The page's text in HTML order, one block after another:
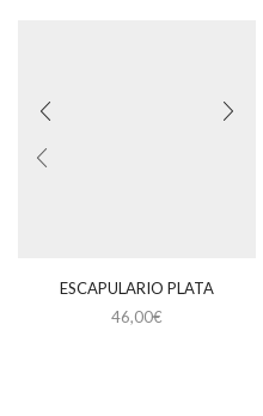
ESCAPULARIO PLATA
46,00€